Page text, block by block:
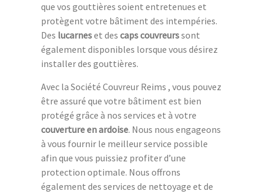
que vos gouttières soient entretenues et
protègent votre bâtiment des intempéries.
Des lucarneset des caps couvreurssont
également disponibles lorsque vous désirez
installer des gouttières.
Avec la Société Couvreur Reims , vous pouvez
être assuré que votre bâtiment est bien
protégé grâce à nos services et à votre
couverture en ardoise. Nous nous engageons
à vous fournir le meilleur service possible
afin que vous puissiez profiter d’une
protection optimale. Nous offrons
également des services de nettoyage et de